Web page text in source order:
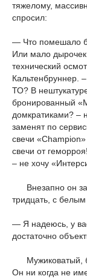
тяжелому,
спросил:
— Что помешало
Или мало
технический
Кальтенбруннер.
ТО? В
бронированный
домкратиками? –
заменят по
свечи
свечи от
– не хочу
Внезапно он
тридцать, с
— Я надеюсь, у
достаточно
Мужиковатый,
Он ни когда не